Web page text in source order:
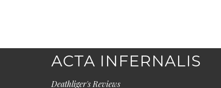
ACTA INFERNALIS
Deathliger's Reviews